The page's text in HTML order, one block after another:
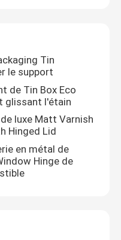
Tin
le support
de Tin Box Eco
glissant l'étain
luxe Matt Varnish
Hinged Lid
en métal de
Hinge de